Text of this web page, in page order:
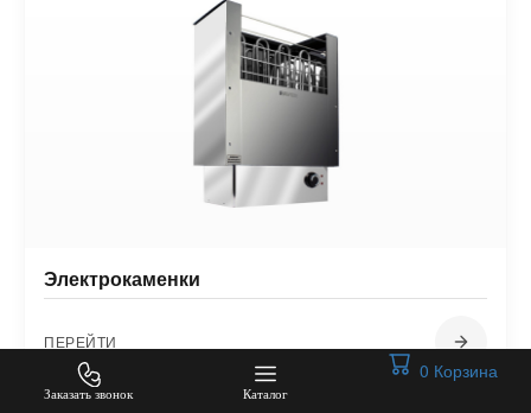
Заказать звонок Каталог
0 Корзина
Электрокаменки
ПЕРЕЙТИ